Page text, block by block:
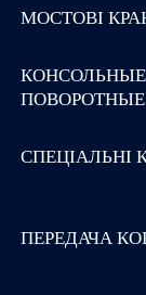
МОСТОВІ
ПОВОРОТНЫЕ
СПЕЦІАЛЬНІ
ПЕРЕДАЧА